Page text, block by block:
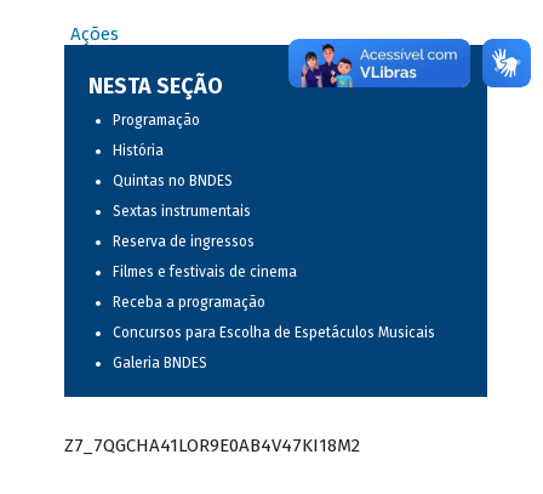
Ações
NESTA SEÇÃO
Programação
História
Quintas no BNDES
Sextas instrumentais
Reserva de ingressos
Filmes e festivais de cinema
Receba a programação
Concursos para Escolha de Espetáculos Musicais
Galeria BNDES
Z7_7QGCHA41LOR9E0AB4V47KI18M2